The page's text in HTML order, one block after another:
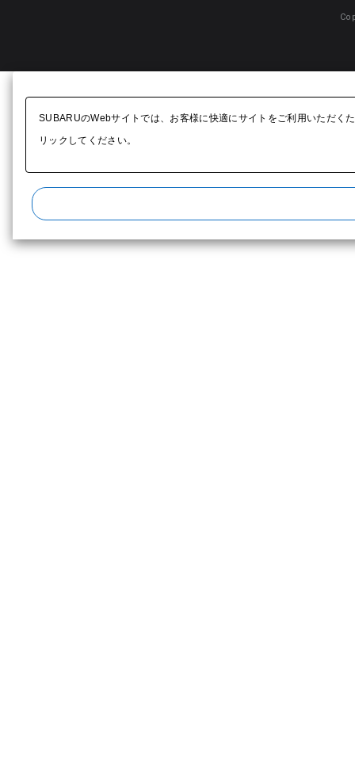
SUBARUのWebサイトでは、お客様に快適にサイトをご利用いただく
リックしてください。​